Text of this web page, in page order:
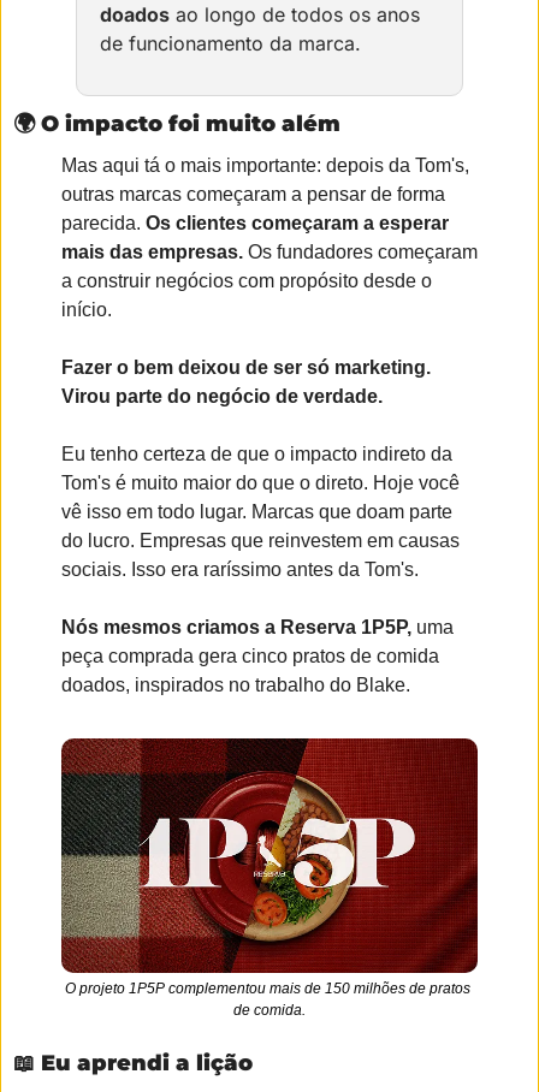
doados ao longo de todos os anos
de funcionamento da marca.
🌍 O impacto foi muito além
Mas aqui tá o mais importante: depois da Tom's,
outras marcas começaram a pensar de forma
parecida. Os clientes começaram a esperar
mais das empresas. Os fundadores começaram
a construir negócios com propósito desde o
início.
Fazer o bem deixou de ser só marketing.
Virou parte do negócio de verdade.
Eu tenho certeza de que o impacto indireto da
Tom's é muito maior do que o direto. Hoje você
vê isso em todo lugar. Marcas que doam parte
do lucro. Empresas que reinvestem em causas
sociais. Isso era raríssimo antes da Tom's.
Nós mesmos criamos a Reserva 1P5P, uma
peça comprada gera cinco pratos de comida
doados, inspirados no trabalho do Blake.
O projeto 1P5P complementou mais de 150 milhões de pratos
de comida.
📖 Eu aprendi a lição